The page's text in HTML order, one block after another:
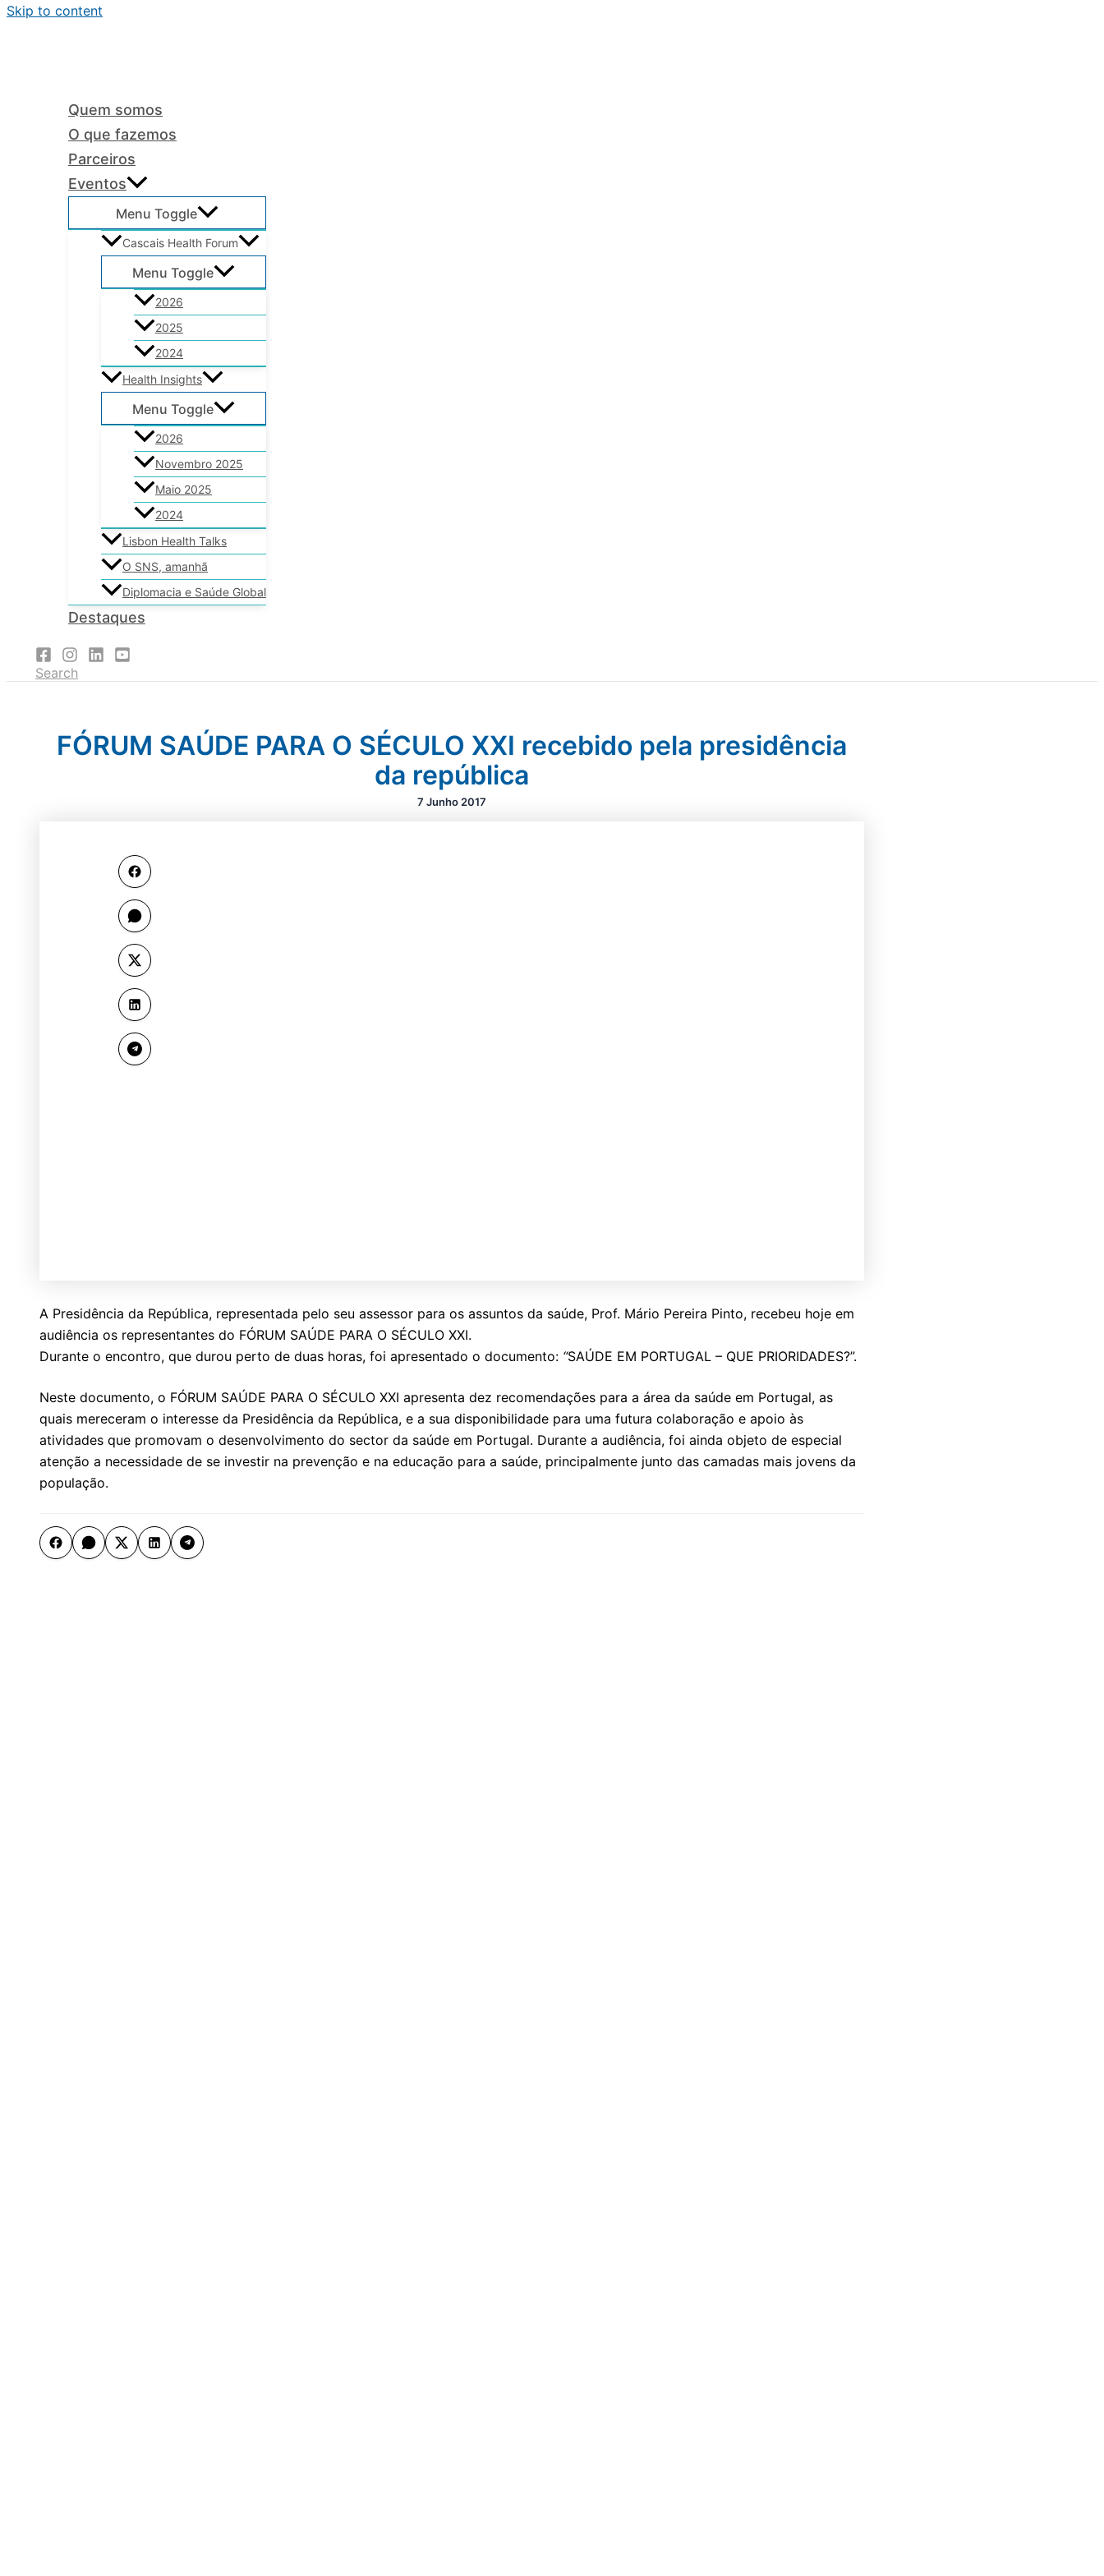
Skip to content
Quem somos
O que fazemos
Parceiros
Eventos
Menu Toggle
Cascais Health Forum
Menu Toggle
2026
2025
2024
Health Insights
Menu Toggle
2026
Novembro 2025
Maio 2025
2024
Lisbon Health Talks
O SNS, amanhã
Diplomacia e Saúde Global
Destaques
Search
FÓRUM SAÚDE PARA O SÉCULO XXI recebido pela presidência
da república
7 Junho 2017
A Presidência da República, representada pelo seu assessor para os assuntos da saúde, Prof. Mário Pereira Pinto, recebeu hoje em
audiência os representantes do FÓRUM SAÚDE PARA O SÉCULO XXI.
Durante o encontro, que durou perto de duas horas, foi apresentado o documento: “SAÚDE EM PORTUGAL – QUE PRIORIDADES?”.
Neste documento, o FÓRUM SAÚDE PARA O SÉCULO XXI apresenta dez recomendações para a área da saúde em Portugal, as
quais mereceram o interesse da Presidência da República, e a sua disponibilidade para uma futura colaboração e apoio às
atividades que promovam o desenvolvimento do sector da saúde em Portugal. Durante a audiência, foi ainda objeto de especial
atenção a necessidade de se investir na prevenção e na educação para a saúde, principalmente junto das camadas mais jovens da
população.